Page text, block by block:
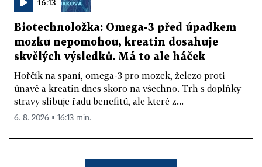
16:13
Biotechnoložka: Omega-3 před úpadkem
mozku nepomohou, kreatin dosahuje
skvělých výsledků. Má to ale háček
Hořčík na spaní, omega-3 pro mozek, železo proti
únavě a kreatin dnes skoro na všechno. Trh s doplňky
stravy slibuje řadu benefitů, ale které z...
6. 8. 2026 ▪ 16:13 min.